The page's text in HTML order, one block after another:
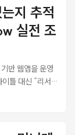
남겼다. 처음 접
했다. const
sub: 'AI가 영수
id: 'camera',
실제로 존재하
하다가 실패해
지 추적
실전 조
반 웹앱을 운영
틀 대신 “리서치
예전에는 앱 이
git log -S, git